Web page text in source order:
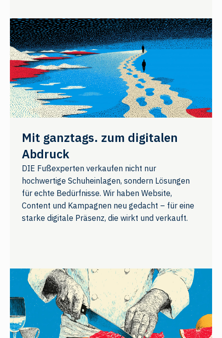
Mit ganztags. zum digitalen
Abdruck
DIE Fußexperten verkaufen nicht nur
hochwertige Schuheinlagen, sondern Lösungen
für echte Bedürfnisse. Wir haben Website,
Content und Kampagnen neu gedacht – für eine
starke digitale Präsenz, die wirkt und verkauft.